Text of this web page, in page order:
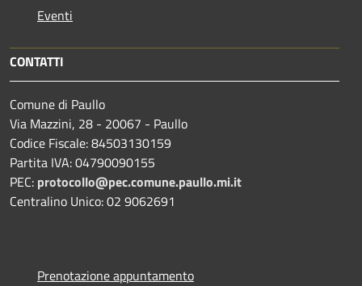
Eventi
CONTATTI
Comune di Paullo
Via Mazzini, 28 - 20067 - Paullo
Codice Fiscale: 84503130159
Partita IVA: 04790090155
PEC: protocollo@pec.comune.paullo.mi.it
Centralino Unico: 02 9062691
Prenotazione appuntamento